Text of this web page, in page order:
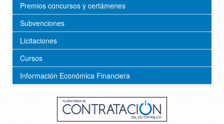
Premios concursos y certámenes
Subvenciones
Licitaciones
Cursos
Información Económica Financiera